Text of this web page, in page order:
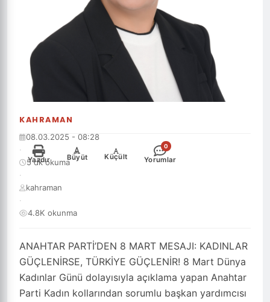
KAHRAMAN
ANAHTAR PARTİ’DEN 8 MART MESAJI: KADINLAR
GÜÇLENİRSE, TÜRKİYE GÜÇLENİR! 8 Mart Dünya
Kadınlar Günü dolayısıyla açıklama yapan Anahtar
Parti Kadın kollarından sorumlu başkan yardımcısı
08.03.2025 - 08:28
·
5 dk okuma
·
kahraman
·
4.8K okunma
Yazdır
+
Büyüt
-
Küçült
0
Yorumlar